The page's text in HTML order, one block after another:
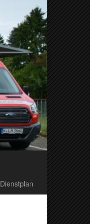
Dienstplan